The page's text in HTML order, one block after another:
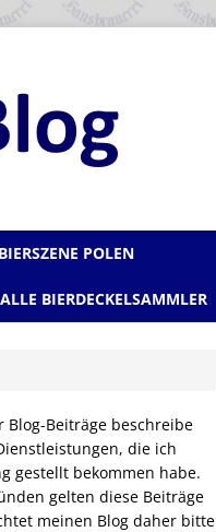
BIERSZENE POLEN
BIERDECKELSAMMLER
Blog-Beiträge beschreibe
die ich
gestellt bekommen habe.
gelten diese Beiträge
meinen Blog daher bitte